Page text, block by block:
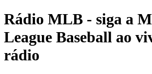
Rádio MLB - siga a
League Baseball ao
rádio